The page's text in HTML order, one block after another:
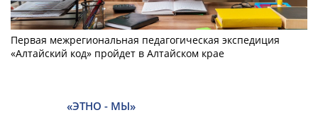
Первая межрегиональная педагогическая экспедиция
«Алтайский код» пройдет в Алтайском крае
«ЭТНО - МЫ»